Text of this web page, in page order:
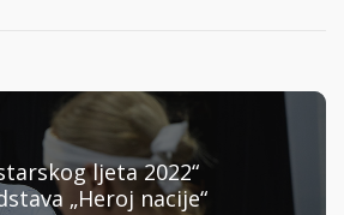
ljeta 2022“
„Heroj nacije“